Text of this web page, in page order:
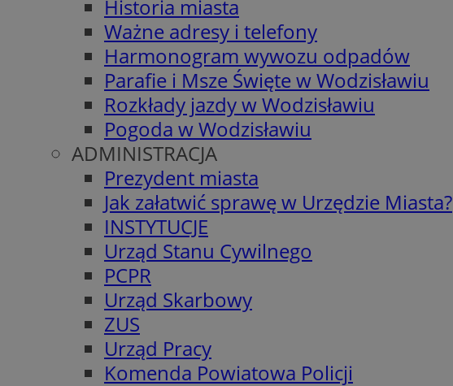
Historia miasta
Ważne adresy i telefony
Harmonogram wywozu odpadów
Parafie i Msze Święte w Wodzisławiu
Rozkłady jazdy w Wodzisławiu
Pogoda w Wodzisławiu
ADMINISTRACJA
Prezydent miasta
Jak załatwić sprawę w Urzędzie Miasta?
INSTYTUCJE
Urząd Stanu Cywilnego
PCPR
Urząd Skarbowy
ZUS
Urząd Pracy
Komenda Powiatowa Policji